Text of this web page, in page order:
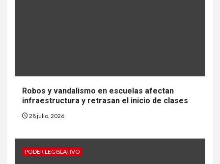
Robos y vandalismo en escuelas afectan
infraestructura y retrasan el inicio de clases
28 julio, 2026
PODER LEGISLATIVO